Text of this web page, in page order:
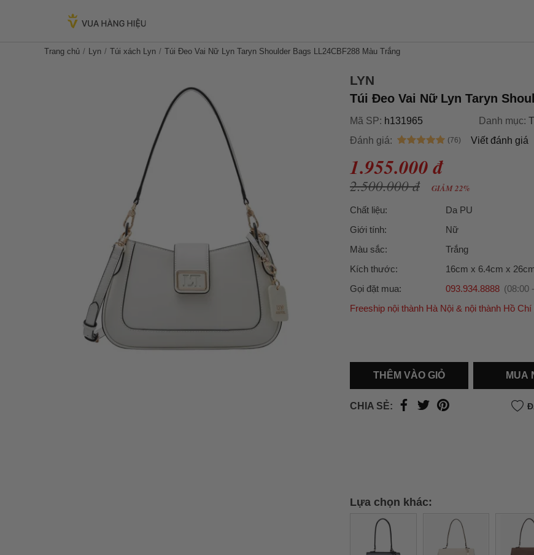
Trang chủ Lyn Túi xách Lyn Túi Đeo Vai Nữ Lyn Taryn Shoulder Bags LL24CBF288 Màu Trắng
LYN
Túi Đeo Vai Nữ Lyn Taryn
Mã SP: h131965 Danh mục:
Đánh giá:
Viết đánh giá
1.955.000 đ
2.500.000 đ GIẢM 22%
Chất liệu:
Da PU
Giới tính:
Nữ
Màu sắc:
Trắng
Kích thước:
16cm x 6.4cm x
Gọi đặt mua:
093.934.8888 (08:00
Freeship nội thành Hà Nội & nội thành Hồ Chí
Hồ Chí Minh).
thành
Hồ Chí Minh, khách hàng muốn
trong ngày hoặc Đơn hàng giao hỏa tốc
THÊM VÀO GIỎ MUA
CHIA SẺ:
Lựa chọn khác: